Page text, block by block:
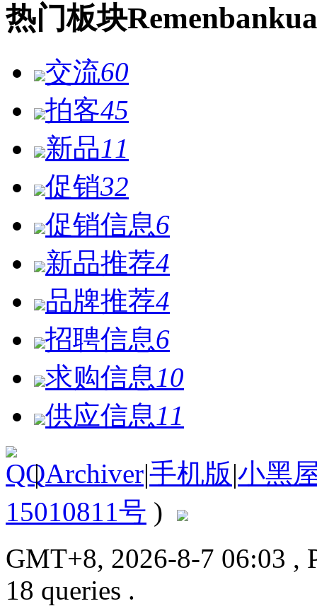
热门板块Remen
交流60
拍客45
新品11
促销32
促销信息6
新品推荐4
品牌推荐4
招聘信息6
求购信息 10
供应信息 11
| Archiver|手机版|小黑
15010811号 )
GMT+8, 2026-8-7 06:03 ,
18 queries .